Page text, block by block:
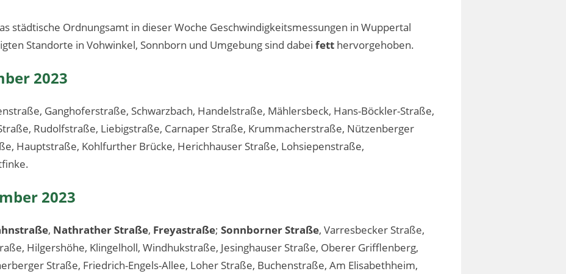
städtische Ordnungsamt in dieser Woche Geschwindigkeitsmessungen in Wuppertal
Standorte in Vohwinkel, Sonnborn und Umgebung sind dabei fett hervorgehoben.
2023
Ganghoferstraße, Schwarzbach, Handelstraße, Mählersbeck, Hans-Böckler-Straße,
Rudolfstraße, Liebigstraße, Carnaper Straße, Krummacherstraße, Nützenberger
Hauptstraße, Kohlfurther Brücke, Herichhauser Straße, Lohsiepenstraße,
2023
, Nathrather Straße, Freyastraße; Sonnborner Straße, Varresbecker Straße,
Hilgershöhe, Klingelholl, Windhukstraße, Jesinghauser Straße, Oberer Grifflenberg,
Straße, Friedrich-Engels-Allee, Loher Straße, Buchenstraße, Am Elisabethheim,